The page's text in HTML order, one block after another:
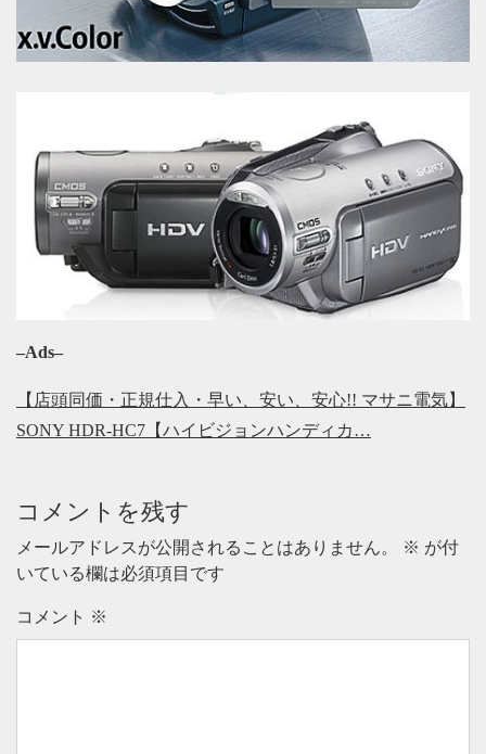
–Ads–
【店頭同価・正規仕入・早い、安い、安心!! マサニ電気】
SONY HDR-HC7【ハイビジョンハンディカ…
コメントを残す
メールアドレスが公開されることはありません。 ※ が付
いている欄は必須項目です
コメント ※